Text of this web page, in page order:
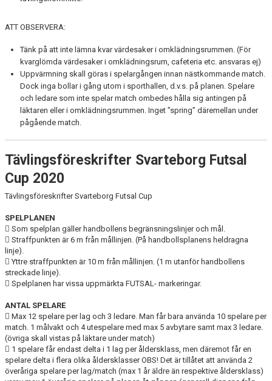
ATT OBSERVERA:
Tänk på att inte lämna kvar värdesaker i omklädningsrummen. (För
kvarglömda värdesaker i omklädningsrum, cafeteria etc. ansvaras ej)
Uppvärmning skall göras i spelargången innan nästkommande match.
Dock inga bollar i gång utom i sporthallen, d.v.s. på planen. Spelare
och ledare som inte spelar match ombedes hålla sig antingen på
läktaren eller i omklädningsrummen. Inget ”spring” däremellan under
pågående match.
Tävlingsföreskrifter Svarteborg Futsal
Cup 2020
Tävlingsföreskrifter Svarteborg Futsal Cup
SPELPLANEN
 Som spelplan gäller handbollens begränsningslinjer och mål.
 Straffpunkten är 6 m från mållinjen. (På handbollsplanens heldragna
linje).
 Yttre straffpunkten är 10 m från mållinjen. (1 m utanför handbollens
streckade linje).
 Spelplanen har vissa uppmärkta FUTSAL- markeringar.
ANTAL SPELARE
 Max 12 spelare per lag och 3 ledare. Man får bara använda 10 spelare per
match. 1 målvakt och 4 utespelare med max 5 avbytare samt max 3 ledare.
(övriga skall vistas på läktare under match)
 1 spelare får endast delta i 1 lag per åldersklass, men däremot får en
spelare delta i flera olika åldersklasser OBS! Det är tillåtet att använda 2
överåriga spelare per lag/match (max 1 år äldre än respektive åldersklass)